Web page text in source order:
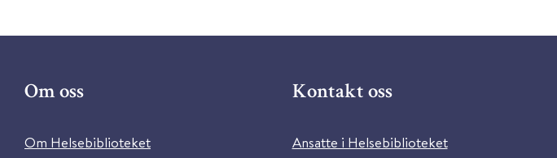
Om oss
Om Helsebiblioteket
Kontakt oss
Ansatte i Helsebiblioteket